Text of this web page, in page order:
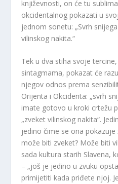
književnosti, on će tu
okcidentalnog pokazati u
jednom sonetu: „Svrh
vilinskog nakita.“
Tek u dva stiha svoje
sintagmama, pokazat će
njegov odnos prema
Orijenta i Okcidenta: „svrh
imate gotovo u kroki crtežu
„zveket vilinskog nakita“.
jedino čime se ona
može biti zveket? Može biti
sada kultura starih Slavena,
– „još je jedino u zvuku
primijetiti kada priđete njoj.